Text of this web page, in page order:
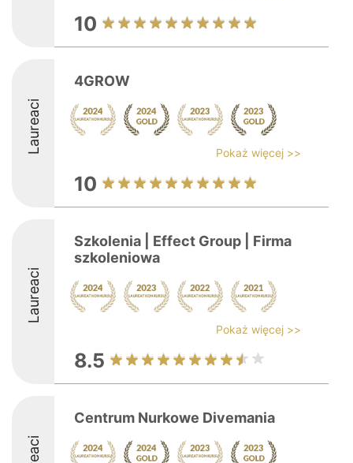
10
Laureaci
4GROW
Pokaż więcej >>
10
Laureaci
Szkolenia | Effect Group | Firma
szkoleniowa
Pokaż więcej >>
8.5
Centrum Nurkowe Divemania